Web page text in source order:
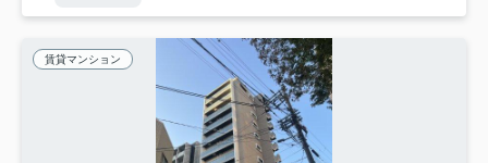
賃貸マンション